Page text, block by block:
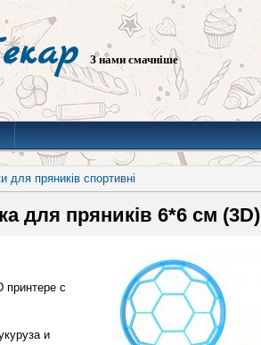
З нами смачніше
для пряників спортивні
для пряників 6*6 см (3D)
принтере с
и